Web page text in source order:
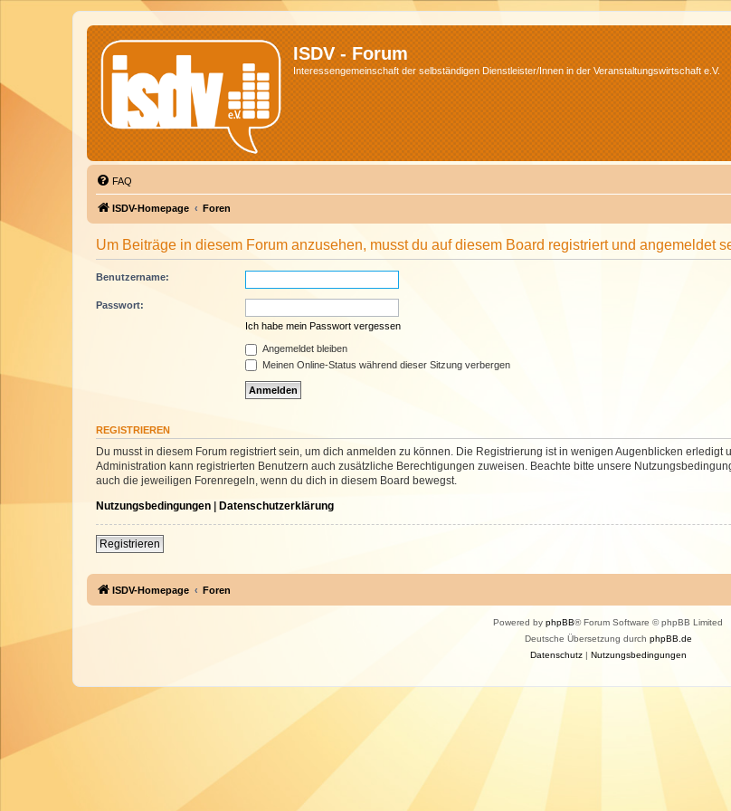
ISDV - Forum
Interessengemeinschaft der selbständigen Dienstleister/Innen in der Veranstaltungswirtschaft e.V.
FAQ
ISDV-Homepage Foren
Um Beiträge in diesem Forum anzusehen, musst du auf diesem Board registriert und angemeldet
Benutzername:
Passwort:
Ich habe mein Passwort vergessen
Angemeldet bleiben
Meinen Online-Status während dieser Sitzung verbergen
REGISTRIEREN
Du musst in diesem Forum registriert sein, um dich anmelden zu können. Die Registrierung ist in wenigen Augenblicken
Administration kann registrierten Benutzern auch zusätzliche Berechtigungen zuweisen. Beachte bitte unsere
auch die jeweiligen Forenregeln, wenn du dich in diesem Board bewegst.
Nutzungsbedingungen | Datenschutzerklärung
Registrieren
ISDV-Homepage Foren
Powered by phpBB® Forum Software © phpBB Limited
Deutsche Übersetzung durch phpBB.de
Datenschutz| Nutzungsbedingungen